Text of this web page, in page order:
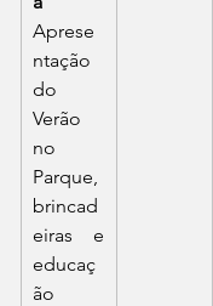
Aprese
ntação
do
Verão
no
Parque,
brincad
eiras e
educaç
ão